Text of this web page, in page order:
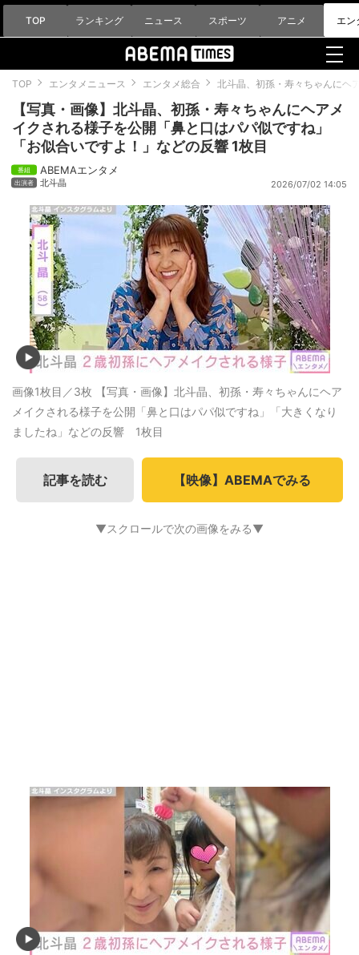
TOP ランキング ニュース スポーツ アニメ エン
TOP エンタメニュース エンタメ総合 北斗晶、初孫・寿々ちゃんにヘ
【写真・画像】北斗晶、初孫・寿々ちゃんにヘアメ
イクされる様子を公開「鼻と口はパパ似ですね」
「お似合いですよ！」などの反響 1枚目
ABEMAエンタメ
北斗晶 2026/07/02 14:05
画像1枚目／3枚 【写真・画像】北斗晶、初孫・寿々ちゃんにヘア
メイクされる様子を公開「鼻と口はパパ似ですね」「大きくなり
ましたね」などの反響 1枚目
記事を読む 【映像】ABEMAでみる
▼スクロールで次の画像をみる▼